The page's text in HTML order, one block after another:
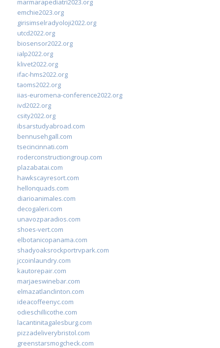
emchie2023.org
girisimselradyoloji2022.org
utcd2022.org
biosensor2022.org
ialp2022.org
klivet2022.org
ifac-hms2022.org
taoms2022.org
iias-euromena-conference2022.org
ivd2022.org
csity2022.org
ibsarstudyabroad.com
bennusehgall.com
tsecincinnati.com
roderconstructiongroup.com
plazabatai.com
hawkscayresort.com
hellonquads.com
diarioanimales.com
decogaleri.com
unavozparadios.com
shoes-vert.com
elbotanicopanama.com
shadyoaksrockportrvpark.com
jccoinlaundry.com
kautorepair.com
marjaeswinebar.com
elmazatlanclinton.com
ideacoffeenyc.com
odieschillicothe.com
lacantinitagalesburg.com
pizzadeliverybristol.com
greenstarsmogcheck.com